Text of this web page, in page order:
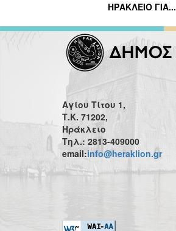
ΗΡΑΚΛΕΙΟ ΓΙΑ...
Αγίου Τίτου 1,
Τ.Κ. 71202,
Ηράκλειο
Τηλ.: 2813-409000
email:info@heraklion.gr